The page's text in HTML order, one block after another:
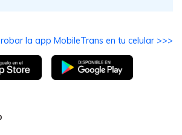
la app MobileTrans en tu celular >>>